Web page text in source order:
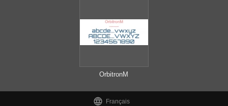
OrbitronM
 Français